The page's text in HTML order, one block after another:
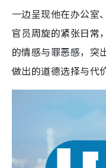
一边呈现他在办公室
官员周旋的紧张日常
的情感与罪恶感，
做出的道德选择与代